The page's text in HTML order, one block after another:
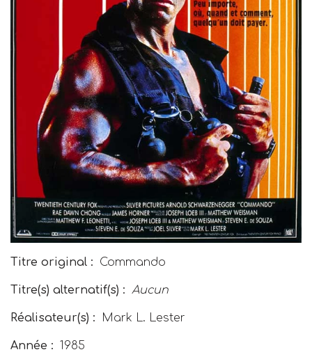
Titre original : Commando
Titre(s) alternatif(s) : Aucun
Réalisateur(s) : Mark L. Lester
Année : 1985